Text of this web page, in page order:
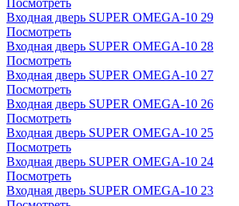
Входная дверь SUPER OMEGA-10 29
Посмотреть
Входная дверь SUPER OMEGA-10 28
Посмотреть
Входная дверь SUPER OMEGA-10 27
Посмотреть
Входная дверь SUPER OMEGA-10 26
Посмотреть
Входная дверь SUPER OMEGA-10 25
Посмотреть
Входная дверь SUPER OMEGA-10 24
Посмотреть
Входная дверь SUPER OMEGA-10 23